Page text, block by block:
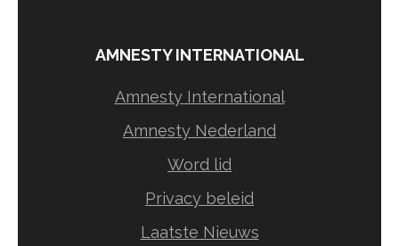
AMNESTY INTERNATIONAL
Amnesty International
Amnesty Nederland
Word lid
Privacy beleid
Laatste Nieuws